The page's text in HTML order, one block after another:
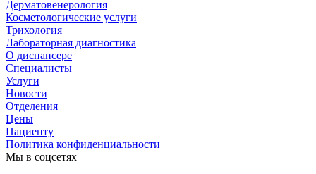
Дерматовенерология
Косметологические услуги
Трихология
Лабораторная диагностика
О диспансере
Специалисты
Услуги
Новости
Отделения
Цены
Пациенту
Политика конфиденциальности
Мы в соцсетях